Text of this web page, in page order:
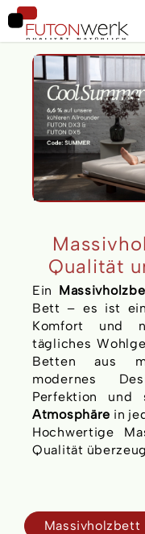
Qualität
Ein
Bett – es ist
Komfort und
tägliches
Betten aus
modernes
Perfektion und
Atmosphäre in
Hochwertige
Qualität
Massivholzbett